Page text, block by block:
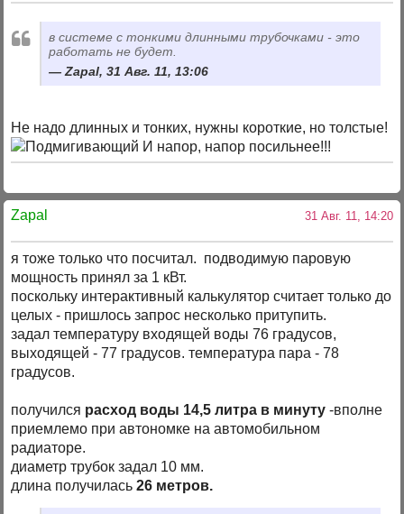
в системе с тонкими длинными трубочками - это
работать не будет.
Zapal, 31 Авг. 11, 13:06
Не надо длинных и тонких, нужны короткие, но толстые!
И напор, напор посильнее!!!
Zapal 31 Авг. 11, 14:20
я тоже только что посчитал. подводимую паровую
мощность принял за 1 кВт.
поскольку интерактивный калькулятор считает только до
целых - пришлось запрос несколько притупить.
задал температуру входящей воды 76 градусов,
выходящей - 77 градусов. температура пара - 78
градусов.
получился расход воды 14,5 литра в минуту -вполне
приемлемо при автономке на автомобильном
радиаторе.
диаметр трубок задал 10 мм.
длина получилась26 метров.